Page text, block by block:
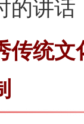
的讲话
统文